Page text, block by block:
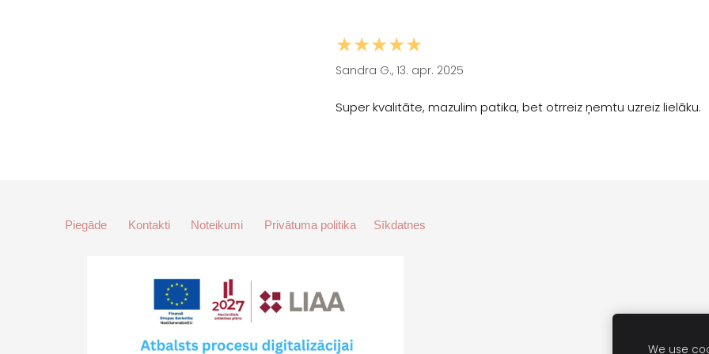
★★★★★
Sandra G., 13. apr. 2025
Super kvalitāte, mazulim patika, bet otrreiz ņemtu uzreiz lielāku.
Piegāde Kontakti Noteikumi Privātuma politika Sīkdatnes
We use